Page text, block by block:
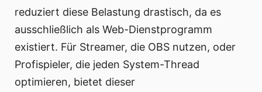
reduziert diese Belastung drastisch, da es
ausschließlich als Web-Dienstprogramm
existiert. Für Streamer, die OBS nutzen, oder
Profispieler, die jeden System-Thread
optimieren, bietet dieser